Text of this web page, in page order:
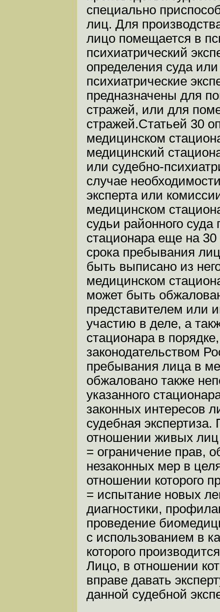
специально
лиц. Для
лицо помещается в
психиатрический
определения суда
психиатрические
предназначены для
стражей, или для
стражей.Статьей 30
медицинском
медицинский
или судебно-
случае
эксперта или
медицинском
судьи районного суда
стационара еще на
срока пребывания
быть выписано из
медицинском
может быть
представителем или
участию в деле, а
стационара в
законодательством
пребывания лица в
обжаловано также
указанного
законных интересов
судебная
отношении живых
= ограничение прав,
незаконных мер в
отношении которого
= испытание новых
диагностики,
проведение
с использованием в
которого
Лицо, в отношении
вправе давать
данной судебной